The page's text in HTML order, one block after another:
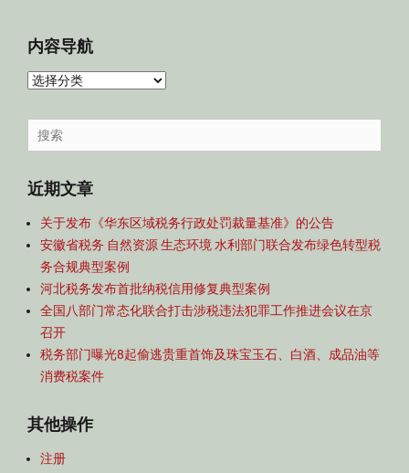
内容导航
内
导
航
Search
for:
近期文章
关于发布《华东区域税务行政处罚裁量基准》的公告
安徽省税务 自然资源 生态环境 水利部门联合发布绿色转型税
务合规典型案例
河北税务发布首批纳税信用修复典型案例
全国八部门常态化联合打击涉税违法犯罪工作推进会议在京
召开
税务部门曝光8起偷逃贵重首饰及珠宝玉石、白酒、成品油等
消费税案件
其他操作
注册